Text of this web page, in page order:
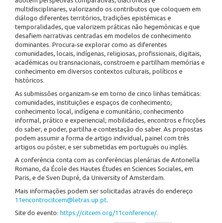
multidisciplinares, valorizando os contributos que coloquem em
diálogo diferentes territórios, tradições epistémicas e
temporalidades, que valorizem práticas não hegemónicas e que
desafiem narrativas centradas em modelos de conhecimento
dominantes. Procura-se explorar como as diferentes
comunidades, locais, indígenas, religiosas, profissionais, digitais,
académicas ou transnacionais, constroem e partilham memórias e
conhecimento em diversos contextos culturais, políticos e
históricos.
As submissões organizam-se em torno de cinco linhas temáticas:
comunidades, instituições e espaços de conhecimento;
conhecimento local, indígena e comunitário; conhecimento
informal, prático e experiencial; mobilidades, encontros e fricções
do saber; e poder, partilha e contestação do saber. As propostas
podem assumir a forma de artigo individual, painel com três
artigos ou póster, e ser submetidas em português ou inglês.
A conferência conta com as conferências plenárias de Antonella
Romano, da École des Hautes Études en Sciences Sociales, em
Paris, e de Sven Dupré, da University of Amsterdam.
Mais informações podem ser solicitadas através do endereço
11encontrocitcem@letras.up.pt
Site do evento: https://citcem.org/11conference/.